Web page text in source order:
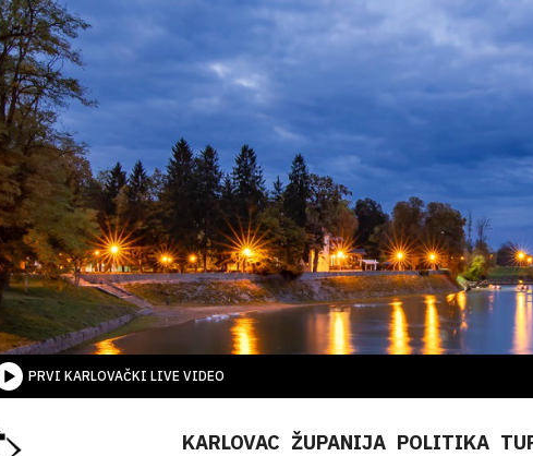
PRVI KARLOVAČKI LIVE VIDEO
KARLOVAC ŽUPANIJA POLITIKA